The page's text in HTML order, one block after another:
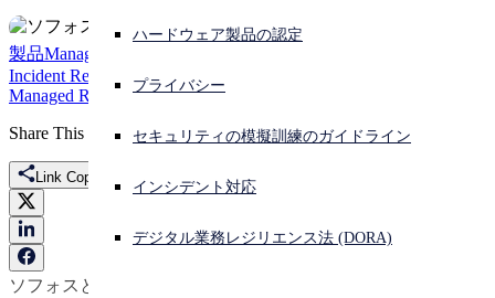
サイバー攻撃を受けている場合、連絡先はこちら
サインイン
Open search
ハードウェア製品の認定
プライバシー
セキュリティの模擬訓練のガイドライン
インシデント対応
デジタル業務レジリエンス法 (DORA)
製品Managed Detection and Response (MDR)
Incident Response
Sophos Endpoint
Managed Risk
Sophos SwitchSophos XDR
Share This
Link Copied
ソフォスとセキュアワークスの統合は順調に進展しており、